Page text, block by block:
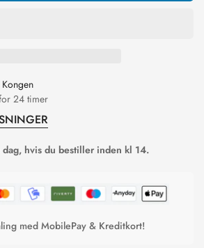
Kongen
24 timer
dag, hvis du bestiller inden kl 14.
med MobilePay & Kreditkort!